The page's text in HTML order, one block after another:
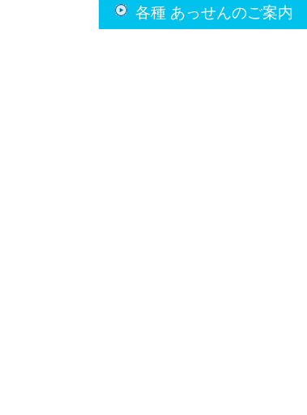
各種 あっせんのご案内